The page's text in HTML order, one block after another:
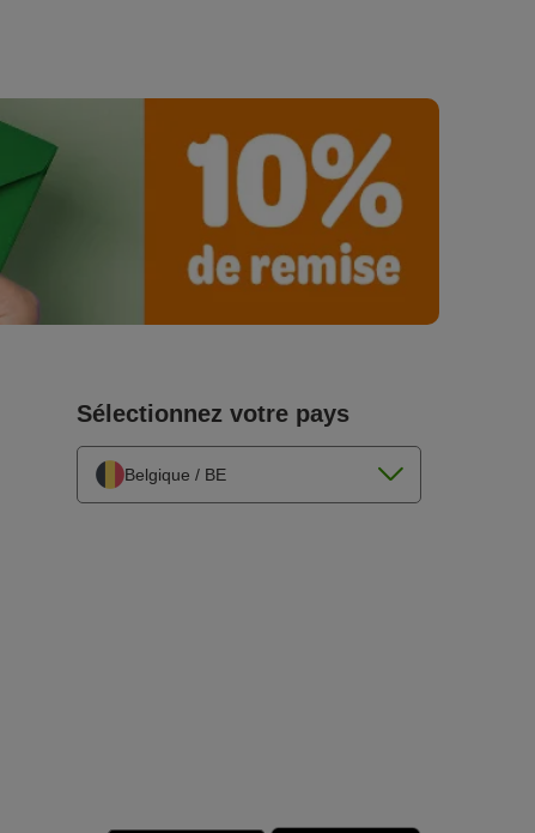
Sélectionnez votre pays
Belgique / BE